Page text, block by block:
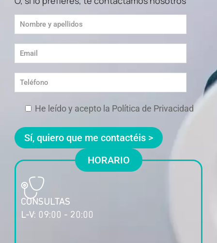
He leído y acepto la Política de Privacidad
HORARIO
CONSULTAS
L-V: 09:00 - 20:00